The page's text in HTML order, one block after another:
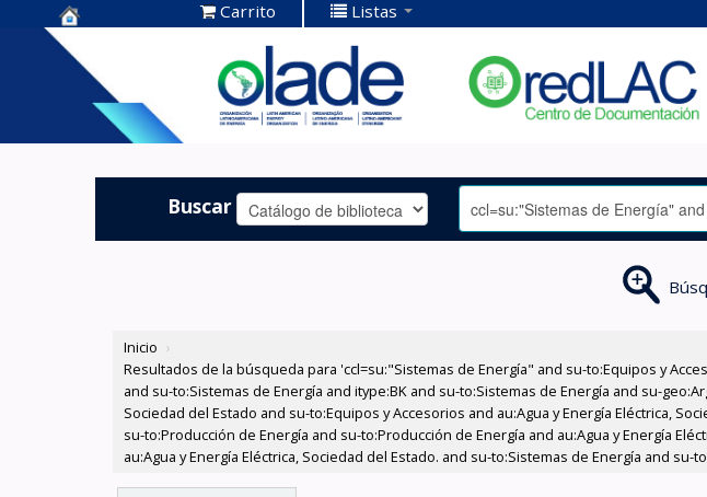
Centro de
Documentación
OLADE -
Carrito Listas
Buscar
Inicio ›
Resultados de la búsqueda para 'ccl=su:"Sistemas de Energía" and su-to:Equipos y
and su-to:Sistemas de Energía and itype:BK and su-to:Sistemas de Energía and su-
Sociedad del Estado and su-to:Equipos y Accesorios and au:Agua y Energía Eléctrica,
su-to:Producción de Energía and su-to:Producción de Energía and au:Agua y Energía
au:Agua y Energía Eléctrica, Sociedad del Estado. and su-to:Sistemas de Energía and